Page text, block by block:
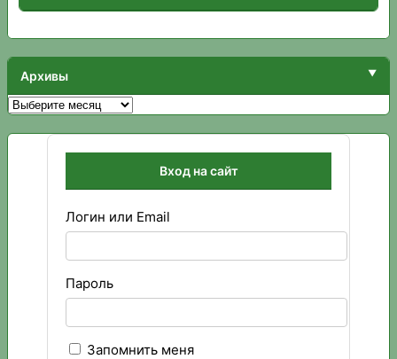
Архивы
Архивы
Вход на сайт
Логин или Email
Пароль
Запомнить меня